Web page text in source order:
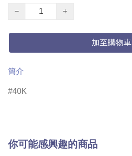
−
+
加至購物車
簡介
40K
你可能感興趣的商品